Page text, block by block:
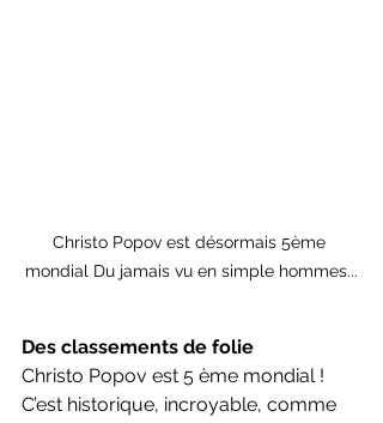
Christo Popov est désormais 5ème
mondial Du jamais vu en simple hommes...
Des classements de folie
Christo Popov est 5 ème mondial !
C’est historique, incroyable, comme